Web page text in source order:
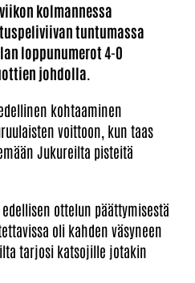
kolmannessa
tuntumassa
loppunumerot 4-0
johdolla.
kohtaaminen
voittoon, kun taas
Jukureilta pisteitä
ottelun päättymisestä
oli kahden väsyneen
tarjosi katsojille jotakin